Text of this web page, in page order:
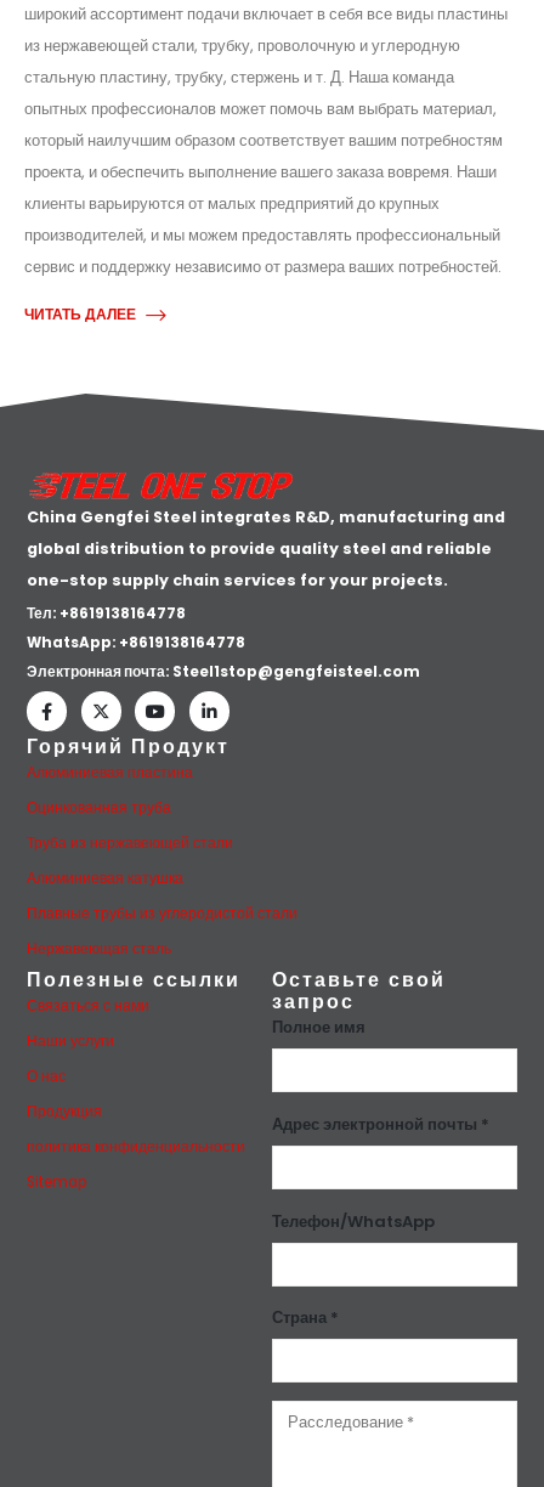
широкий ассортимент подачи включает в себя все виды пластины
из нержавеющей стали, трубку, проволочную и углеродную
стальную пластину, трубку, стержень и т. Д. Наша команда
опытных профессионалов может помочь вам выбрать материал,
который наилучшим образом соответствует вашим потребностям
проекта, и обеспечить выполнение вашего заказа вовремя. Наши
клиенты варьируются от малых предприятий до крупных
производителей, и мы можем предоставлять профессиональный
сервис и поддержку независимо от размера ваших потребностей.
ЧИТАТЬ ДАЛЕЕ
China Gengfei Steel integrates R&D, manufacturing and
global distribution to provide quality steel and reliable
one-stop supply chain services for your projects.
Тел: +8619138164778
WhatsApp: +8619138164778
Электронная почта: Steel1stop@gengfeisteel.com
Горячий Продукт
Алюминиевая пластина
Оцинкованная труба
Труба из нержавеющей стали
Алюминиевая катушка
Плавные трубы из углеродистой стали
Нержавеющая сталь
Полезные ссылки
Связаться с нами
Наши услуги
О нас
Продукция
политика конфиденциальности
Sitemap
Оставьте свой
запрос
Полное имя
Адрес электронной почты *
Телефон/WhatsApp
Страна *